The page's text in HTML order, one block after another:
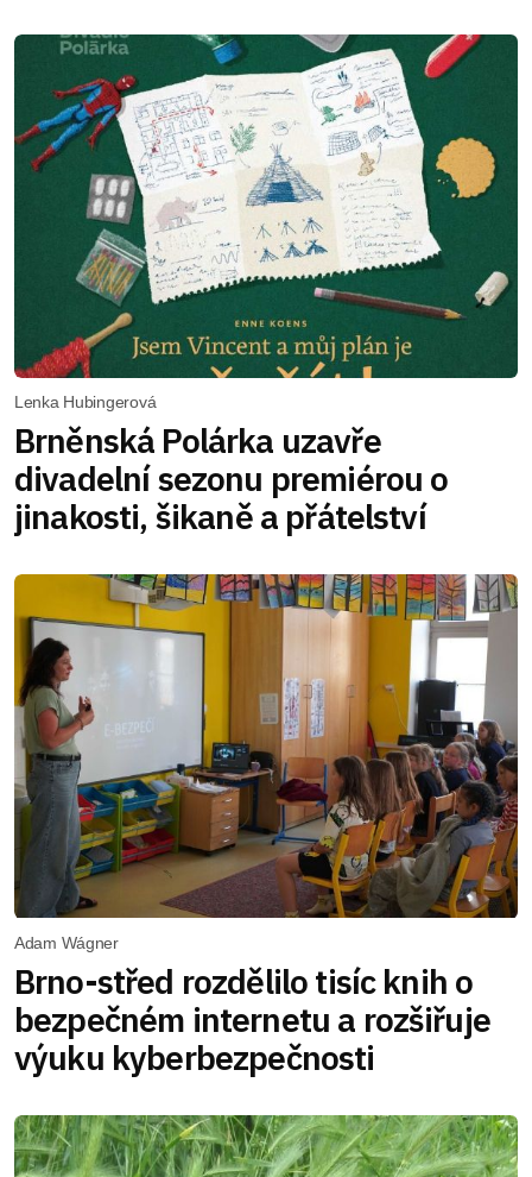
Lenka Hubingerová
Brněnská Polárka uzavře
divadelní sezonu premiérou o
jinakosti, šikaně a přátelství
Adam Wágner
Brno-střed rozdělilo tisíc knih o
bezpečném internetu a rozšiřuje
výuku kyberbezpečnosti